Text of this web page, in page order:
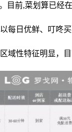
目前,菜划算已
每日优鲜、叮咚
域性特征明显，